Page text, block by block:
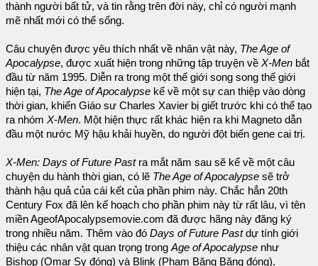
thành người bất tử, và tin rằng trên đời này, chỉ có người mạnh
mẽ nhất mới có thể sống.
Câu chuyện được yêu thích nhất về nhân vật này, The Age of
Apocalypse, được xuất hiện trong những tập truyện về X-Men bắt
đầu từ năm 1995. Diễn ra trong một thế giới song song thế giới
hiện tại, The Age of Apocalypse kể về một sự can thiệp vào dòng
thời gian, khiến Giáo sư Charles Xavier bị giết trước khi có thể tạo
ra nhóm X-Men. Một hiện thực rất khác hiện ra khi Magneto dẫn
đầu một nước Mỹ hậu khải huyền, do người đột biến gene cai trị.
X-Men: Days of Future Pastra mắt năm sau sẽ kể về một câu
chuyện du hành thời gian, có lẽ The Age of Apocalypse sẽ trở
thành hậu quả của cái kết của phần phim này. Chắc hẳn 20th
Century Fox đã lên kế hoạch cho phần phim này từ rất lâu, vì tên
miền AgeofApocalypsemovie.com đã được hãng này đăng ký
trong nhiều năm. Thêm vào đó Days of Future Pastdự tính giới
thiệu các nhân vật quan trọng trongAge of Apocalypse như
Bishop (Omar Sy đóng) và Blink (Phạm Băng Băng đóng).